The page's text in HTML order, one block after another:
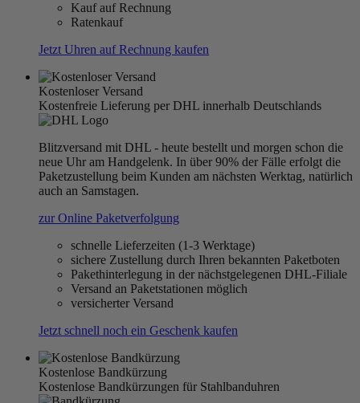
Kauf auf Rechnung
Ratenkauf
Jetzt Uhren auf Rechnung kaufen
Kostenloser Versand
Kostenfreie Lieferung per DHL innerhalb Deutschlands
Blitzversand mit DHL - heute bestellt und morgen schon die
neue Uhr am Handgelenk. In über 90% der Fälle erfolgt die
Paketzustellung beim Kunden am nächsten Werktag, natürlich
auch an Samstagen.
zur Online Paketverfolgung
schnelle Lieferzeiten (1-3 Werktage)
sichere Zustellung durch Ihren bekannten Paketboten
Pakethinterlegung in der nächstgelegenen DHL-Filiale
Versand an Paketstationen möglich
versicherter Versand
Jetzt schnell noch ein Geschenk kaufen
Kostenlose Bandkürzung
Kostenlose Bandkürzungen für Stahlbanduhren